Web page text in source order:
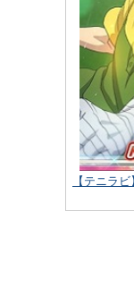
【テニラ